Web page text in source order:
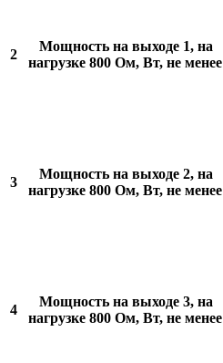
2
Мощность на выходе 1, на
нагрузке 800 Ом, Вт, не менее
3
Мощность на выходе 2, на
нагрузке 800 Ом, Вт, не менее
4
Мощность на выходе 3, на
нагрузке 800 Ом, Вт, не менее